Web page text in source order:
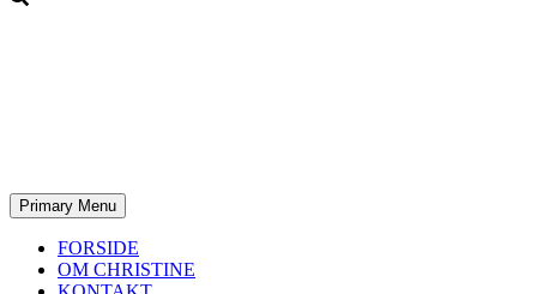
Primary Menu
FORSIDE
OM CHRISTINE